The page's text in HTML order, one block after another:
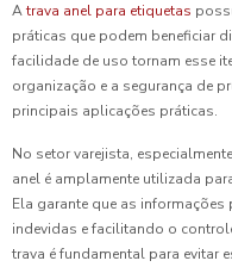
Atrava anel para etiquetas
práticas que podem beneficiar
facilidade de uso tornam esse
organização e a segurança de
principais aplicações práticas.
No setor varejista,
anel é amplamente utilizada
Ela garante que as
indevidas e facilitando o
trava é fundamental para evitar